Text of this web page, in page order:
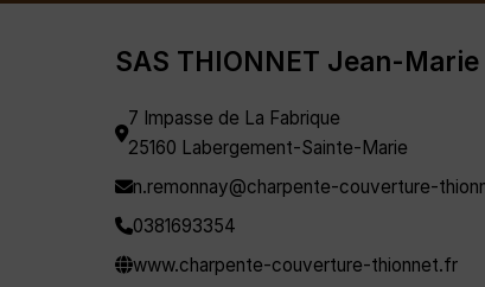
SAS THIONNET Jean-Marie
7 Impasse de La Fabrique
25160 Labergement-Sainte-Marie
n.remonnay@charpente-couverture-
0381693354
www.charpente-couverture-thionnet.fr